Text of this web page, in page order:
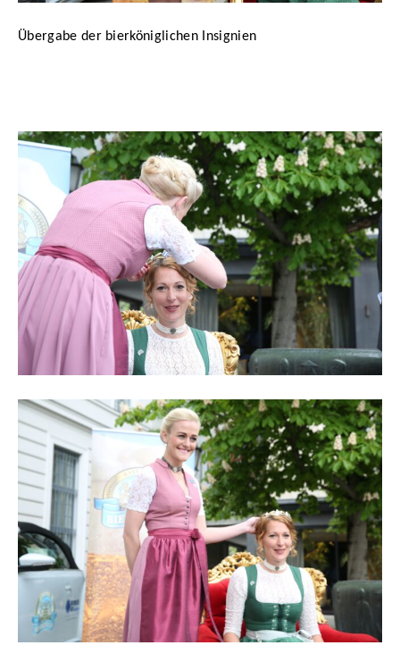
Übergabe der bierköniglichen Insignien